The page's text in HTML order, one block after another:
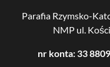
Parafia Rzymsko-
NMP ul.
nr konta: 33